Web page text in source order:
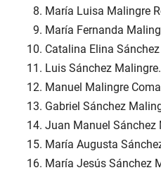
María Luisa Malingre
María Fernanda
Catalina Elina
Luis Sánchez
Manuel Malingre
Gabriel Sánchez
Juan Manuel Sánchez
María Augusta
María Jesús Sánchez